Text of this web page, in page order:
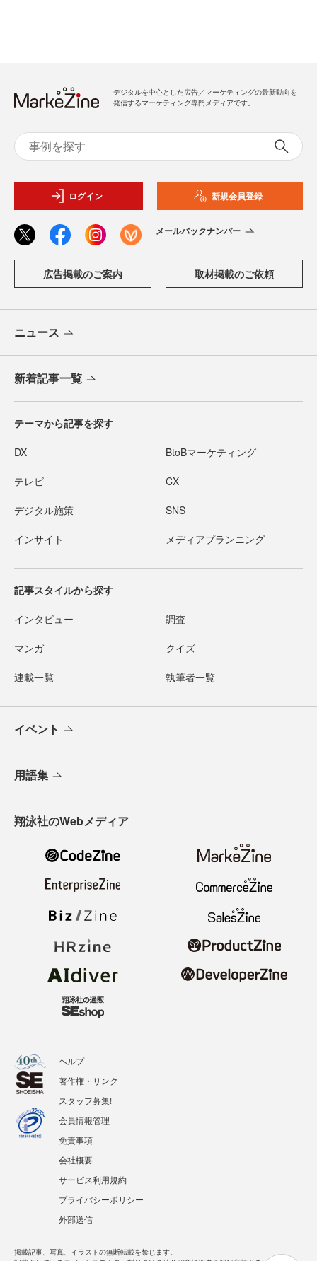
デジタルを中心とした広告／マーケティングの最新動向を
発信するマーケティング専門メディアです。
ログイン 新規会員登録
メールバックナンバー
広告掲載のご案内 取材掲載のご依頼
ニュース
新着記事一覧
テーマから記事を探す
DX BtoBマーケティング
テレビ CX
デジタル施策 SNS
インサイト メディアプランニング
記事スタイルから探す
インタビュー 調査
マンガ クイズ
連載一覧 執筆者一覧
イベント
用語集
翔泳社のWebメディア
ヘルプ
著作権・リンク
スタッフ募集!
会員情報管理
免責事項
会社概要
サービス利用規約
プライバシーポリシー
外部送信
掲載記事、写真、イラストの無断転載を禁じます。